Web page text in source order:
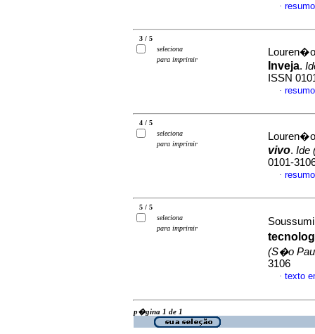
·
3 / 5
seleciona
para imprimir
Inveja.
ISSN
·
4 / 5
seleciona
para imprimir
vivo. Ide
0101-
·
5 / 5
seleciona
para imprimir
(S�o
3106
· texto
p�gina 1 de 1